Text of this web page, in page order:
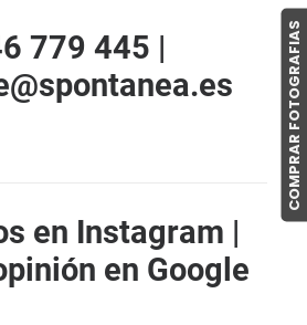
779 445 |
en Instagram |
en Google
COMPRAR FOTOGRAFIAS